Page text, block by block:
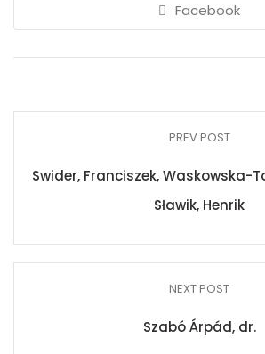
Facebook
PREV POST
Swider, Franciszek, Waskowska-
Sławik, Henrik
NEXT POST
Szabó Árpád, dr.